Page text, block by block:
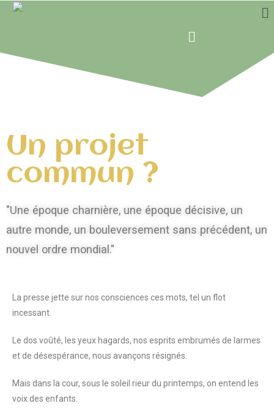
Un projet
commun ?
"Une époque charnière, une époque décisive, un
autre monde, un bouleversement sans précédent, un
nouvel ordre mondial."
La presse jette sur nos consciences ces mots, tel un flot
incessant.
Le dos voûté, les yeux hagards, nos esprits embrumés de larmes
et de désespérance, nous avançons résignés.
Mais dans la cour, sous le soleil rieur du printemps, on entend les
voix des enfants.